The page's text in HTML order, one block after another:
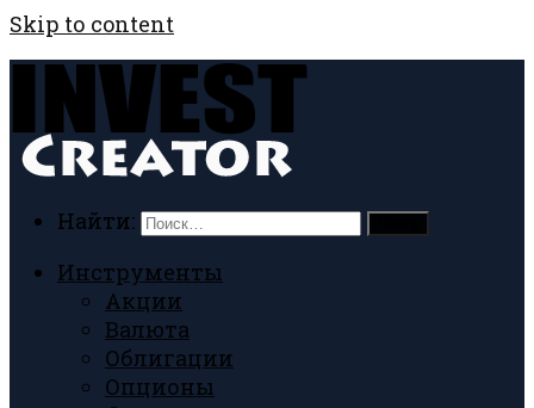
Skip to content
Найти:
Инструменты
Акции
Валюта
Облигации
Опционы